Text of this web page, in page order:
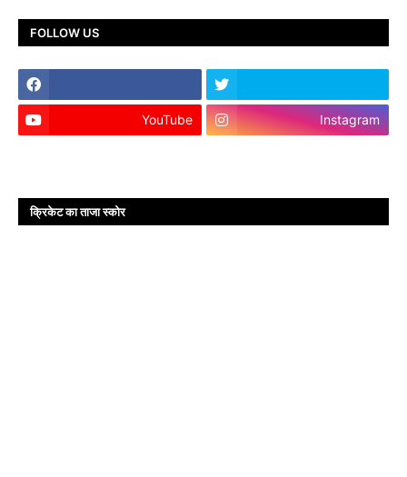
FOLLOW US
YouTube Instagram
क्रिकेट का ताजा स्कोर